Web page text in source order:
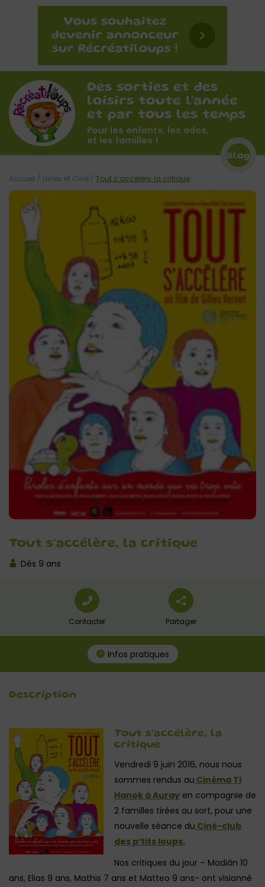
Des sorties et des
loisirs toute l'année
et par tous les temps
Pour les enfants, les ados,
et les familles !
Blog
Tout s’accélère, la critique
Dès 9 ans
Accueil / Livres et Ciné / Tout s’accélère, la critique
Contacter Partager
Infos pratiques
Description
Tout s’accélère, la
critique
Vendredi 9 juin 2016, nous nous
sommes rendus au Cinéma Ti
Hanok à Auray en compagnie de
2 familles tirées au sort, pour une
nouvelle séance du Ciné-club
des p’tits loups.
Nos critiques du jour – Madiân 10
ans, Elias 9 ans, Mathis 7 ans et Matteo 9 ans- ont visionné